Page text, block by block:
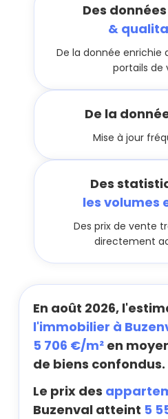
Des données
&
De la donnée enrichie
portails de
De la
Mise à jour
Des
les volumes
Des prix de vente
directement
En août 2026,
l'immobilier à
5 706 €/m² en
de biens confondus.
Le prix des
Buzenval atteint 5